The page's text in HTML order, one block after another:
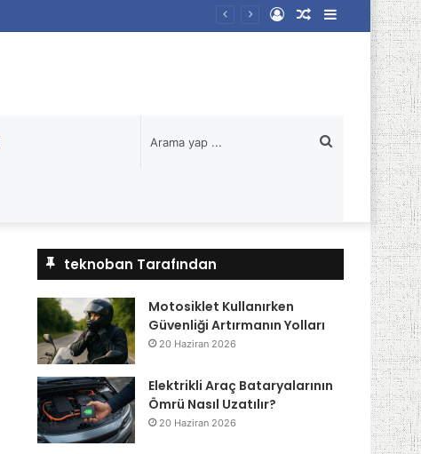
Kenar
Bölmesi
Rastgele
Kayıt
...
teknoban Tarafından
Motosiklet Kullanırken
Güvenliği Artırmanın Yolları
20 Haziran 2026
Elektrikli Araç Bataryalarının
Ömrü Nasıl Uzatılır?
20 Haziran 2026